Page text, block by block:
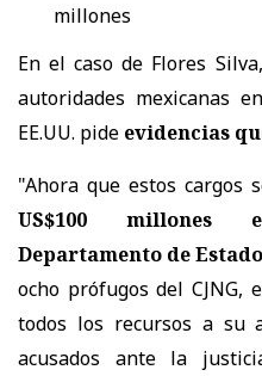
millones
En el caso de Flores
autoridades mexicanas
EE.UU. pide evidencias
"Ahora que estos cargos
US$100 millones
Departamento de Estado
ocho prófugos del
todos los recursos a su
acusados ante la